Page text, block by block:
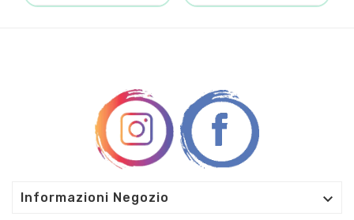
Informazioni Negozio 